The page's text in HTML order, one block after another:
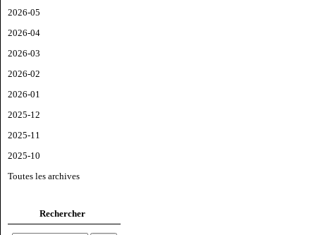
2026-05
2026-04
2026-03
2026-02
2026-01
2025-12
2025-11
2025-10
Toutes les archives
Rechercher